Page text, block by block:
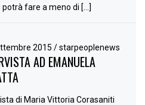
potrà fare a meno di […]
2015/ starpeoplenews
AD EMANUELA
di Maria Vittoria Corasaniti